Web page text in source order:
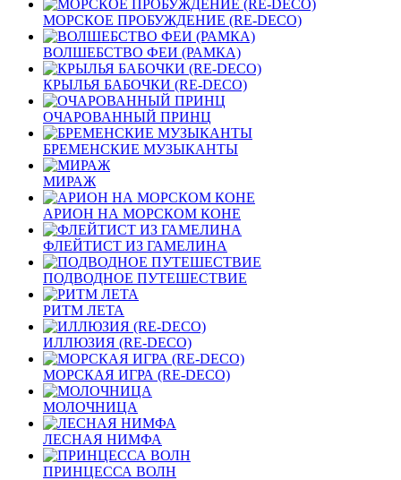
МОРСКОЕ ПРОБУЖДЕНИЕ (RE-DECO)
ВОЛШЕБСТВО ФЕИ (РАМКА)
КРЫЛЬЯ БАБОЧКИ (RE-DECO)
ОЧАРОВАННЫЙ ПРИНЦ
БРЕМЕНСКИЕ МУЗЫКАНТЫ
МИРАЖ
АРИОН НА МОРСКОМ КОНЕ
ФЛЕЙТИСТ ИЗ ГАМЕЛИНА
ПОДВОДНОЕ ПУТЕШЕСТВИЕ
РИТМ ЛЕТА
ИЛЛЮЗИЯ (RE-DECO)
МОРСКАЯ ИГРА (RE-DECO)
МОЛОЧНИЦА
ЛЕСНАЯ НИМФА
ПРИНЦЕССА ВОЛН